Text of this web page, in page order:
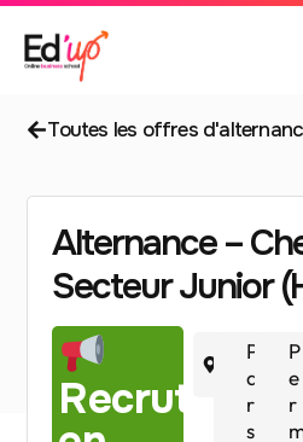
Toutes les offres
Alternance –
Secteur Junior
Recrutement
P
a
ri
s
P
e
r